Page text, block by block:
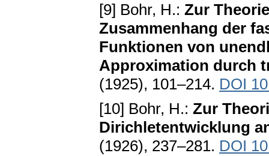
[9] Bohr, H.: Zur
Zusammenhang der
Funktionen von
Approximation durch
(1925), 101–214. DOI
[10] Bohr, H.: Zur
Dirichletentwicklung
(1926), 237–281. DOI